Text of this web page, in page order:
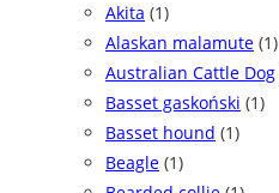
Akita (1)
Alaskan malamute (1)
Australian Cattle Dog
Basset gaskoński (1)
Basset hound (1)
Beagle (1)